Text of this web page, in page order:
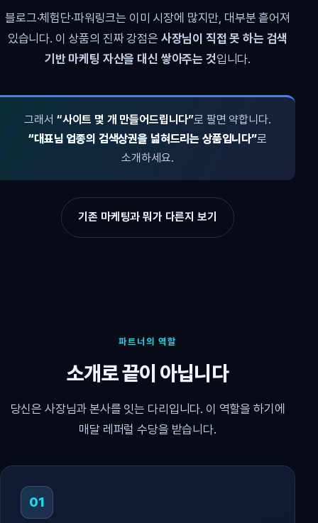
블로그·체험단·파워링크는 이미 시장에 많지만, 대부분 흩어져
있습니다. 이 상품의 진짜 강점은 사장님이 직접 못 하는 검색
기반 마케팅 자산을 대신 쌓아주는 것입니다.
그래서 “사이트 몇 개 만들어드립니다”로 팔면 약합니다.
“대표님 업종의 검색상권을 넓혀드리는 상품입니다”로
소개하세요.
기존 마케팅과 뭐가 다른지 보기
파트너의 역할
소개로 끝이 아닙니다
당신은 사장님과 본사를 잇는 다리입니다. 이 역할을 하기에
매달 레퍼럴 수당을 받습니다.
01